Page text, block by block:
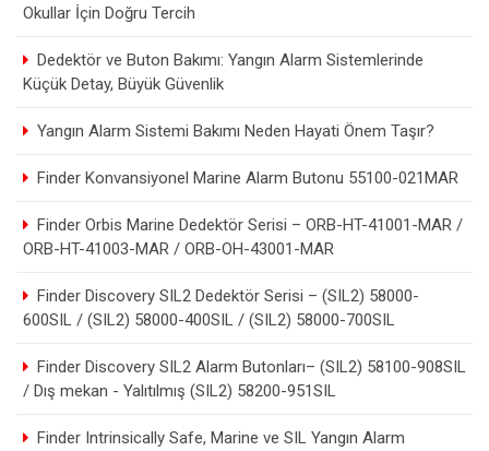
Okullar İçin Doğru Tercih
Dedektör ve Buton Bakımı: Yangın Alarm Sistemlerinde
Küçük Detay, Büyük Güvenlik
Yangın Alarm Sistemi Bakımı Neden Hayati Önem Taşır?
Finder Konvansiyonel Marine Alarm Butonu 55100-021MAR
Finder Orbis Marine Dedektör Serisi – ORB-HT-41001-MAR /
ORB-HT-41003-MAR / ORB-OH-43001-MAR
Finder Discovery SIL2 Dedektör Serisi – (SIL2) 58000-
600SIL / (SIL2) 58000-400SIL / (SIL2) 58000-700SIL
Finder Discovery SIL2 Alarm Butonları– (SIL2) 58100-908SIL
/ Dış mekan - Yalıtılmış (SIL2) 58200-951SIL
Finder Intrinsically Safe, Marine ve SIL Yangın Alarm